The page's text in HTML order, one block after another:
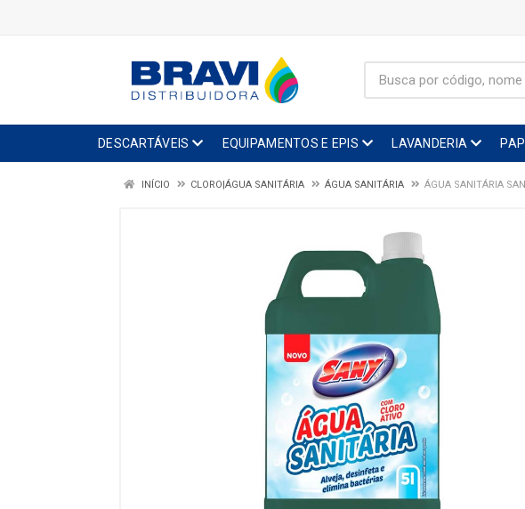
DESCARTÁVEIS EQUIPAMENTOS E EPIS LAVANDERIA
INÍCIO CLORO|ÁGUA SANITÁRIA ÁGUA SANITÁRIA ÁGUA SANITÁRIA